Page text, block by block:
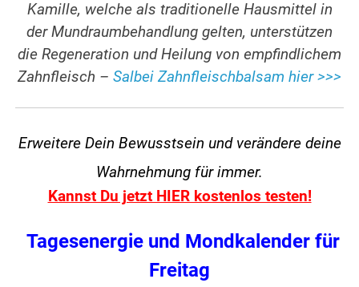
Kamille, welche als traditionelle Hausmittel in
der Mundraumbehandlung gelten, unterstützen
die Regeneration und Heilung von empfindlichem
Zahnfleisch – Salbei Zahnfleischbalsam hier >>>
Erweitere Dein Bewusstsein und verändere deine
Wahrnehmung für immer.
Kannst Du jetzt HIER kostenlos testen!
Tagesenergie und Mondkalender für
Freitag